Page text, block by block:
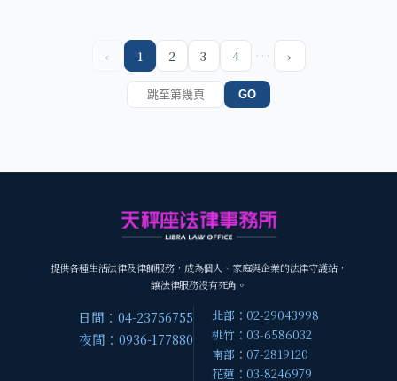
‹ 1 2 3 4 … ›
GO
提供各種生活法律及律師服務，成為個人、家庭與企業的法律守護站，
讓法律服務沒有死角。
日間：04-23756755
夜間：0936-177880
北部：02-29043998
桃竹：03-6586032
南部：07-2819120
花蓮：03-8246979